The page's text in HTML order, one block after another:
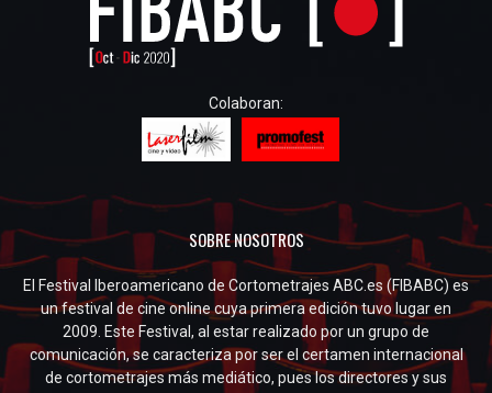
Colaboran:
SOBRE NOSOTROS
El Festival Iberoamericano de Cortometrajes ABC.es (FIBABC) es
un festival de cine online cuya primera edición tuvo lugar en
2009. Este Festival, al estar realizado por un grupo de
comunicación, se caracteriza por ser el certamen internacional
de cortometrajes más mediático, pues los directores y sus